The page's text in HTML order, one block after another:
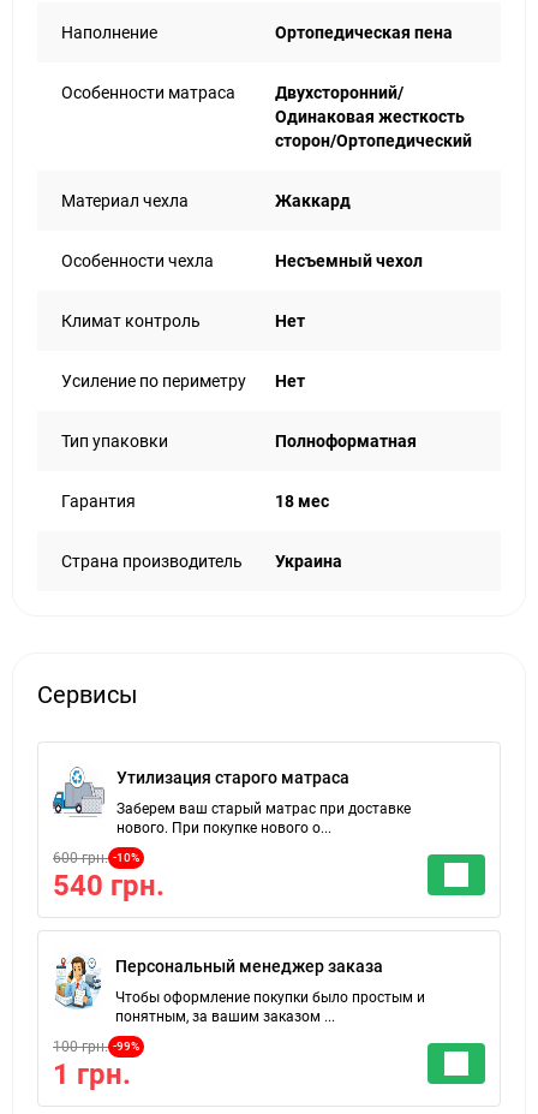
Наполнение Ортопедическая пена
Особенности матраса
Двухсторонний/
Одинаковая жесткость
сторон/Ортопедический
Материал чехла Жаккард
Особенности чехла Несъемный чехол
Климат контроль Нет
Усиление по периметру Нет
Тип упаковки Полноформатная
Гарантия 18 мес
Страна производитель Украина
Сервисы
Утилизация старого матраса
Заберем ваш старый матрас при доставке
нового. При покупке нового о...
600 грн. -10%
540 грн.
Персональный менеджер заказа
Чтобы оформление покупки было простым и
понятным, за вашим заказом ...
100 грн. -99%
1 грн.